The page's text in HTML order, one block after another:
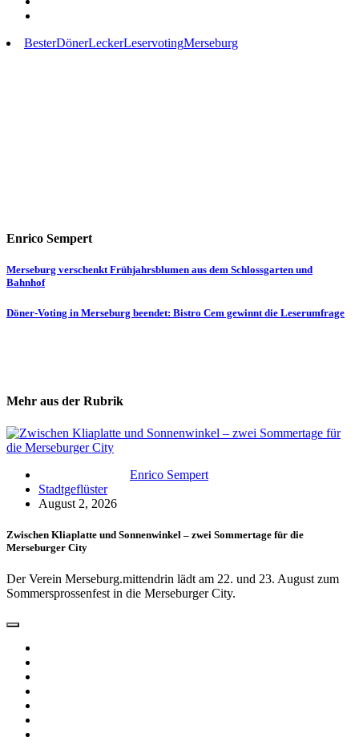
BesterDönerLeckerLeservotingMerseburg
Enrico Sempert
Beitragsnavigation
Merseburg verschenkt Frühjahrsblumen aus dem Schlossgarten und
Bahnhof
Döner-Voting in Merseburg beendet: Bistro Cem gewinnt die Leserumfrage
Mehr aus der Rubrik
Enrico Sempert
Stadtgeflüster
August 2, 2026
Zwischen Kliaplatte und Sonnenwinkel – zwei Sommertage für die
Merseburger City
Der Verein Merseburg.mittendrin lädt am 22. und 23. August zum
Sommersprossenfest in die Merseburger City.